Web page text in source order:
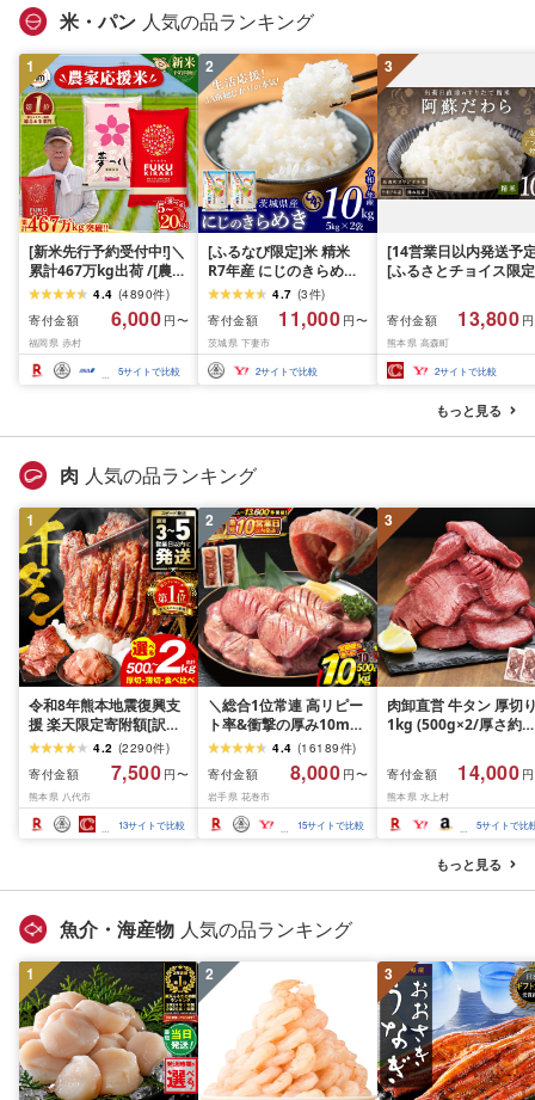
米・パン 人気の品ランキング
1
[新米先行予約受付中!]＼
累計467万kg出荷 /[農家
応援米]訳あり 令和7年産
令和8年産ふくきらり 夢
つくし 5kg 10kg 15kg
20kg [選べる品種・内容
量・出荷時期]複数原料
米 白米 精米 国産 限定
グ
4.4 (4890件)
寄付金額
6,000 円〜
福岡県 赤村
5サイトで比較
2
[ふるなび限定]米 精米
R7年産 にじのきらめき
10kg 10月 FN-Limited-
4.7 (3件)
寄付金額
11,000 円〜
茨城県 下妻市
2サイトで比較
3
[14営業日以内発送予
[ふるさとチョイス限定
だわら 熊本県 高森町
リジナル米 計
10kg(5kg×2袋)精米 お
米 米 5kg×2 10kg
寄付金額 13,800
熊本県 高森町
2サイトで比較
もっと見る
肉 人気の品ランキング
1
令和8年熊本地震復興支
援 楽天限定寄附額[訳あ
り]牛タン 500g〜2kg 肉
牛肉 訳あり 牛タン 冷凍
小分け 厚切り 薄切り 食
べ比べ 500g 1kg 1.5kg
2kg 牛 人気 ビーフ 牛た
ん ふるさと納税 ランキ
4.2 (2290件)
寄付金額
7,500 円〜
熊本県 八代市
13サイトで比較
2
＼総合1位常連 高リピー
ト率&衝撃の厚み10mm
厚切り牛タン 塩味/ ≪ス
ピード発送!!10営業日以
内発送≫ 選べる内容量
500g / 1kg 定期便 毎月
届く 牛肉 肉 BBQ ふるさ
と 人気 ランキング 岩手
4.4 (16189件)
寄付金額
8,000 円〜
岩手県 花巻市
15サイトで比較
3
肉卸直営 牛タン 厚切
1kg (500g×2/厚さ約
牛肉 焼肉 冷凍 スライ
業務用 バーベキュー
BBQ おつまみ ギフト
祝い お中元 夏ギフト
寄付金額 14,000
熊本県 水上村
5サイトで比
もっと見る
魚介・海産物 人気の品ランキング
1 2 3